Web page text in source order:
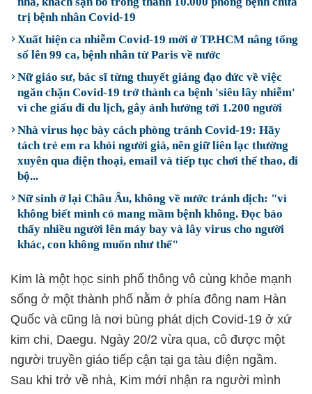
trị bệnh nhân Covid-19
Xuất hiện ca nhiễm Covid-19 mới ở TP.HCM nâng tổng
số lên 99 ca, bệnh nhân từ Paris về nước
Nữ giáo sư, bác sĩ từng thuyết giảng đạo đức về việc
ngăn chặn Covid-19 trở thành ca bệnh 'siêu lây nhiễm'
vì che giấu đi du lịch, gây ảnh hưởng tới 1.200 người
Nhà virus học bày cách phòng tránh Covid-19: Hãy
tách trẻ em ra khỏi người già, nên giữ liên lạc thường
xuyên qua điện thoại, email và tiếp tục chơi thể thao, đi
bộ...
Nữ sinh ở lại Châu Âu, không về nước tránh dịch: "vì
không biết mình có mang mầm bệnh không. Đọc báo
thấy nhiều người lên máy bay và lây virus cho người
khác, con không muốn như thế"
Kim là một học sinh phổ thông vô cùng khỏe mạnh
sống ở một thành phố nằm ở phía đông nam Hàn
Quốc và cũng là nơi bùng phát dịch Covid-19 ở xứ
kim chi, Daegu. Ngày 20/2 vừa qua, cô được một
người truyền giáo tiếp cận tại ga tàu điện ngầm.
Sau khi trở về nhà, Kim mới nhận ra người mình